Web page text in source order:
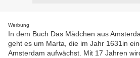
Werbung
In dem Buch Das Mädchen aus
geht es um Marta, die im Jahr 1631in
Amsterdam aufwächst. Mit 17 Jahren